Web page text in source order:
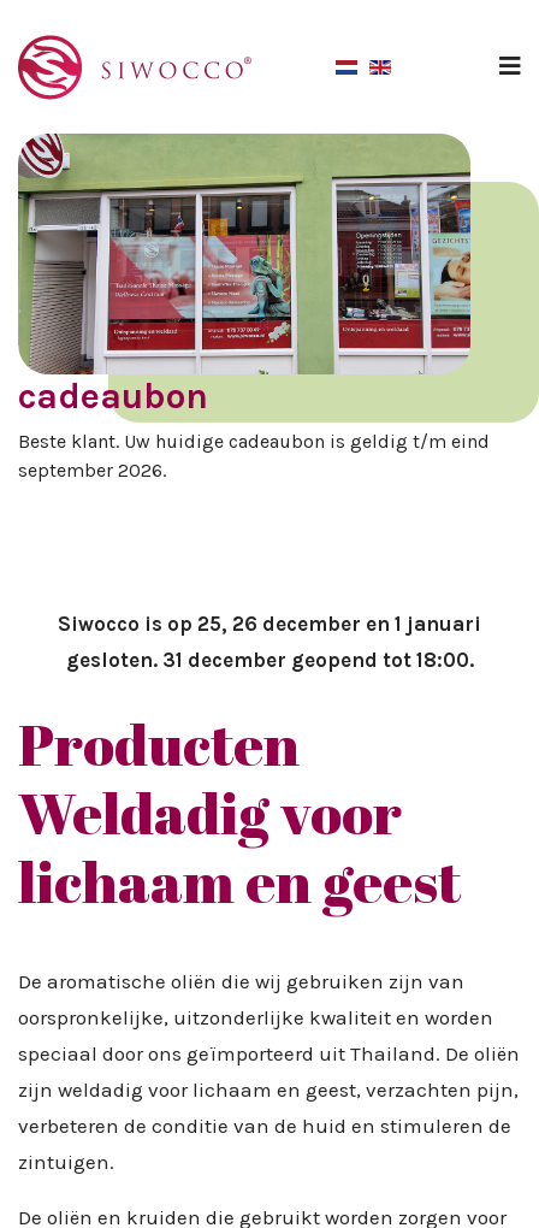
cadeaubon
Beste klant. Uw huidige cadeaubon is geldig t/m eind
september 2026.
Siwocco is op 25, 26 december en 1 januari
gesloten. 31 december geopend tot 18:00.
Producten
Weldadig voor
lichaam en geest
De aromatische oliën die wij gebruiken zijn van
oorspronkelijke, uitzonderlijke kwaliteit en worden
speciaal door ons geïmporteerd uit Thailand. De oliën
zijn weldadig voor lichaam en geest, verzachten pijn,
verbeteren de conditie van de huid en stimuleren de
zintuigen.
De oliën en kruiden die gebruikt worden zorgen voor